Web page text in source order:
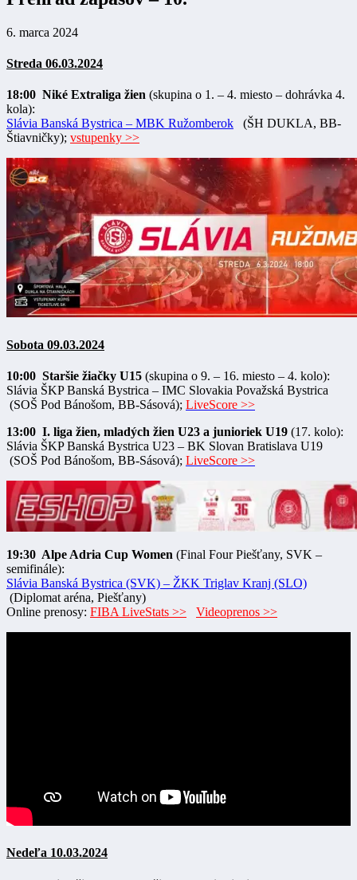
6. marca 2024
Streda 06.03.2024
18:00 Niké Extraliga žien (skupina o 1. – 4. miesto – dohrávka 4.
kola):
Slávia Banská Bystrica – MBK Ružomberok (ŠH DUKLA, BB-
Štiavničky); vstupenky >>
Sobota 09.03.2024
10:00 Staršie žiačky U15 (skupina o 9. – 16. miesto – 4. kolo):
Slávia ŠKP Banská Bystrica – IMC Slovakia Považská Bystrica
(SOŠ Pod Bánošom, BB-Sásová); LiveScore >>
13:00 I. liga žien, mladých žien U23 a junioriek U19 (17. kolo):
Slávia ŠKP Banská Bystrica U23 – BK Slovan Bratislava U19
(SOŠ Pod Bánošom, BB-Sásová); LiveScore >>
19:30 Alpe Adria Cup Women (Final Four Piešťany, SVK –
semifinále):
Slávia Banská Bystrica (SVK) – ŽKK Triglav Kranj (SLO)
(Diplomat aréna, Piešťany)
Online prenosy: FIBA LiveStats >> Videoprenos >>
Nedeľa 10.03.2024